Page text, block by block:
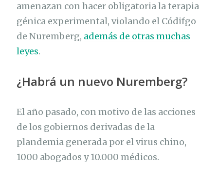
amenazan con hacer obligatoria la terapia
génica experimental, violando el Códifgo
de Nuremberg, además de otras muchas
leyes.
¿Habrá un nuevo Nuremberg?
El año pasado, con motivo de las acciones
de los gobiernos derivadas de la
plandemia generada por el virus chino,
1000 abogados y 10.000 médicos.